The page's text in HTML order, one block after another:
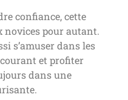
confiance, cette
novices pour autant.
s’amuser dans les
et profiter
dans une